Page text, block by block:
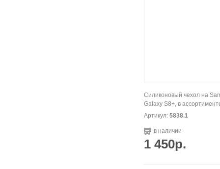
Силиконовый чехол на
Galaxy S8+, в
Артикул: 5838.1
в наличии
1 450р.